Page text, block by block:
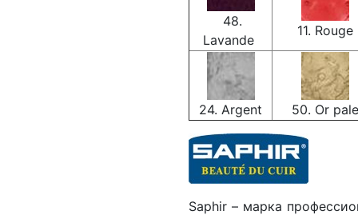
48.
Lavande
11. Rouge
24. Argent 50. Or
Saphir – марка